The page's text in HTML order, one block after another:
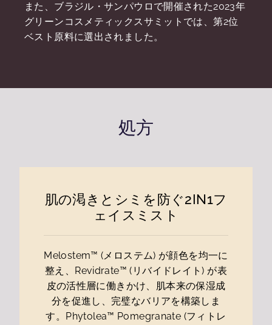
また、ブラジル・サンパウロで開催された2023年
グリーンコスメティックスサミットでは、第2位
ベスト原料に選出されました。
処方
肌の渇きとシミを防ぐ2IN1フ
ェイスミスト
Melostem™ (メロステム) が顔色を均一に
整え、Revidrate™ (リバイドレイト) が表
皮の活性層に働きかけ、肌本来の保湿成
分を促進し、完璧なバリアを構築しま
す。Phytolea™ Pomegranate (フィトレ